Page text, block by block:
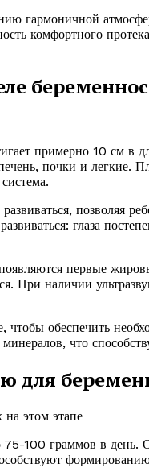
гармоничной
комфортного
примерно 10 см в
почки и легкие.
позволяя
глаза
первые
При наличии
чтобы обеспечить
что
для
75-100 граммов в